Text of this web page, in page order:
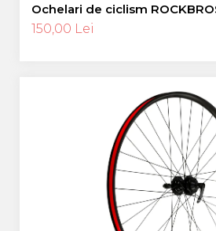
Ochelari de ciclism
anti-aburire UV400 reglabili
150,00 Lei